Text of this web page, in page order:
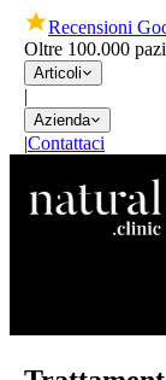
Recensioni
Oltre 100.000
Articoli
|
Azienda
|Contattaci